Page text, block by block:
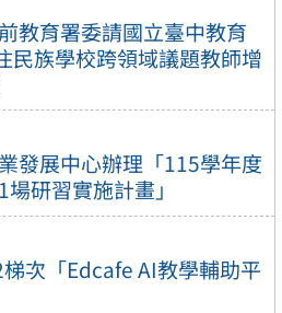
教育署委請國立臺中教育
民族學校跨領域議題教師增
發展中心辦理「115學年度
研習實施計畫」
次「Edcafe AI教學輔助平